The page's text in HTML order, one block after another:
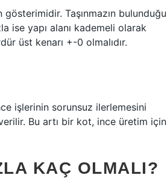
Taşınmazın bulunduğu
ise yapı alanı kademeli olarak
üst kenarı +-0 olmalıdır.
işlerinin sorunsuz ilerlemesini
Bu artı bir kot, ince üretim için
KAÇ OLMALI?